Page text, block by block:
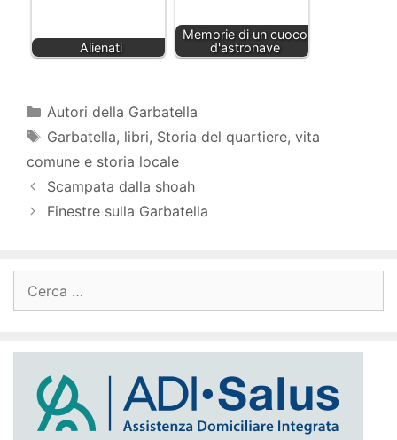
Alienati
Memorie di un cuoco
d'astronave
Autori della Garbatella
Garbatella, libri, Storia del quartiere, vita
comune e storia locale
Scampata dalla shoah
Finestre sulla Garbatella